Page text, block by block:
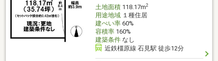
土地面積118.17m2
用途地域１種住居
建ぺい率60%
容積率160%
建築条件なし
近鉄橿原線 石見駅 徒歩12分